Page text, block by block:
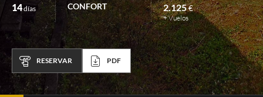
14días CONFORT 2.125€
+ Vuelos
RESERVAR PDF